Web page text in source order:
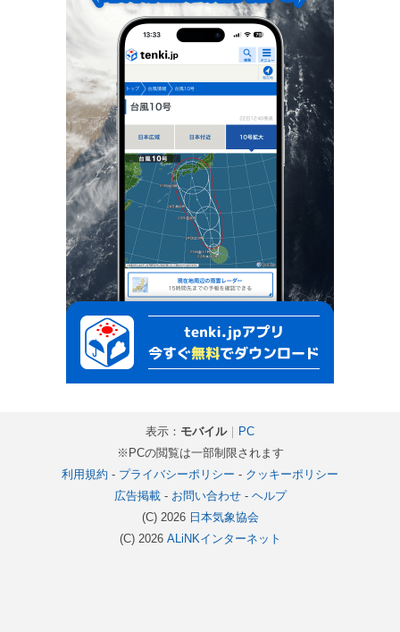
表示： モバイル｜ PC
※PCの閲覧は一部制限されます
利用規約 - プライバシーポリシー - クッキーポリシー
広告掲載- お問い合わせ- ヘルプ
(C) 2026 日本気象協会
(C) 2026 ALiNKインターネット